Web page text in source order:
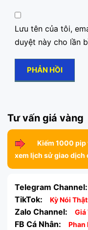
Lưu tên của tôi,
duyệt này cho lần
Tư vấn giá vàng
Kiếm 1000 pip
xem lịch sử giao dịch
Telegram Channel:
TikTok: Kỳ Nói Thật
Zalo Channel: Giá
FB Cá Nhân: Phan